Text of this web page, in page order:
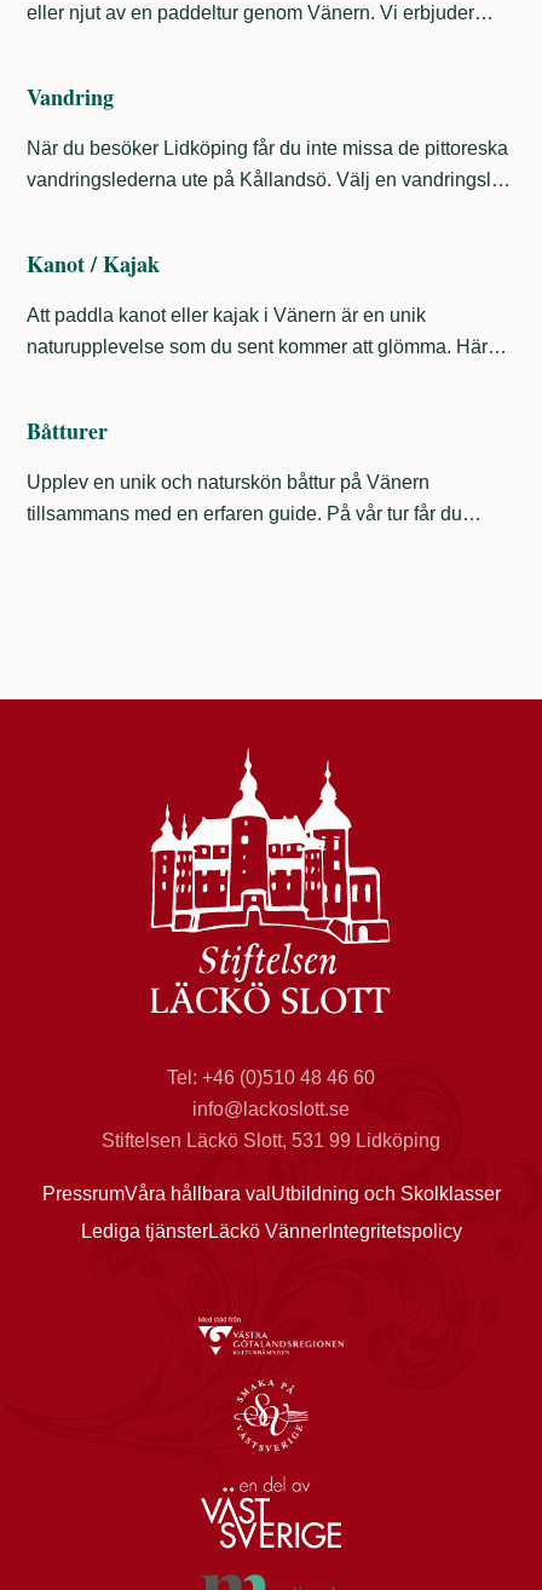
eller njut av en paddeltur genom Vänern. Vi erbjuder
inspirerande dag på slottet tillsammans med familjen,
vännerna, kollegorna eller klassen.
Vandring
När du besöker Lidköping får du inte missa de pittoreska
vandringslederna ute på Kållandsö. Välj en vandringsled
och dryck. I samband med din vandring kan du besöka
slottet för en spännande inblick i vår historia.
Kanot / Kajak
Att paddla kanot eller kajak i Vänern är en unik
naturupplevelse som du sent kommer att glömma. Här
vill ta dig ut på egen hand eller i grupp, finns det otaliga
möjligheter att uppleva Vänern på nära håll.
Båtturer
Upplev en unik och naturskön båttur på Vänern
tillsammans med en erfaren guide. På vår tur får du
Tel: +46 (0)510 48 46 60
info@lackoslott.se
Stiftelsen Läckö Slott, 531 99 Lidköping
PressrumVåra hållbara val Utbildning och Skolklasser
Lediga tjänsterLäckö VännerIntegritetspolicy